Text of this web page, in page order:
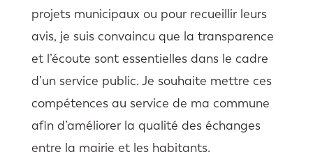
projets municipaux ou pour recueillir leurs
avis, je suis convaincu que la transparence
et l’écoute sont essentielles dans le cadre
d’un service public. Je souhaite mettre ces
compétences au service de ma commune
afin d’améliorer la qualité des échanges
entre la mairie et les habitants.